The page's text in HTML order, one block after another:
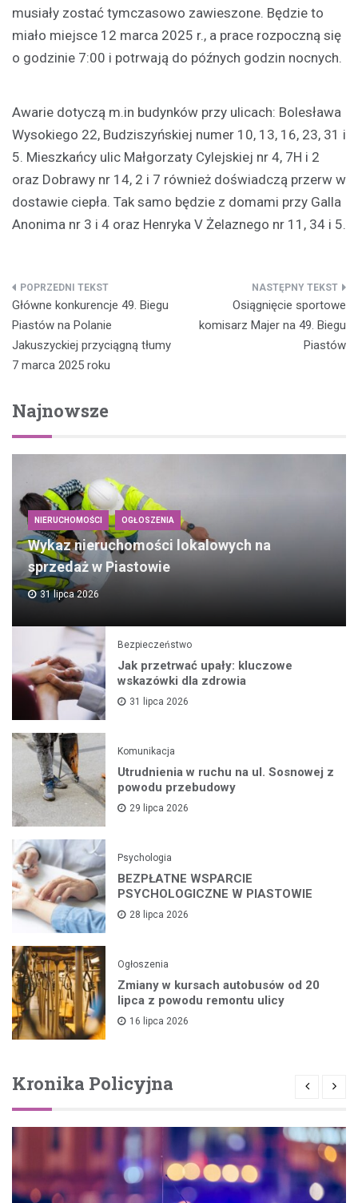
musiały zostać tymczasowo zawieszone. Będzie to
miało miejsce 12 marca 2025 r., a prace rozpoczną się
o godzinie 7:00 i potrwają do późnych godzin nocnych.
Awarie dotyczą m.in budynków przy ulicach: Bolesława
Wysokiego 22, Budziszyńskiej numer 10, 13, 16, 23, 31 i
5. Mieszkańcy ulic Małgorzaty Cylejskiej nr 4, 7H i 2
oraz Dobrawy nr 14, 2 i 7 również doświadczą przerw w
dostawie ciepła. Tak samo będzie z domami przy Galla
Anonima nr 3 i 4 oraz Henryka V Żelaznego nr 11, 34 i 5.
Nawigacja
wpisu
Główne konkurencje 49. Biegu
Piastów na Polanie
Jakuszyckiej przyciągną tłumy
7 marca 2025 roku
Osiągnięcie sportowe
komisarz Majer na 49. Biegu
Piastów
Najnowsze
NIERUCHOMOŚCI OGŁOSZENIA
Wykaz nieruchomości lokalowych na
sprzedaż w Piastowie
31 lipca 2026
Bezpieczeństwo
Jak przetrwać upały: kluczowe
wskazówki dla zdrowia
31 lipca 2026
Komunikacja
Utrudnienia w ruchu na ul. Sosnowej z
powodu przebudowy
29 lipca 2026
Psychologia
BEZPŁATNE WSPARCIE
PSYCHOLOGICZNE W PIASTOWIE
28 lipca 2026
Ogłoszenia
Zmiany w kursach autobusów od 20
lipca z powodu remontu ulicy
16 lipca 2026
Kronika Policyjna